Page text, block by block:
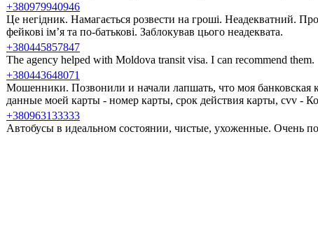
+380979940946
Це негідник. Намагається розвести на гроші. Неадекватний.
фейкові ім’я та по-батькові. Заблокував цього неадеквата.
+380445857847
The agency helped with Moldova transit visa. I can recommend them.
+380443648071
Мошенники. Позвонили и начали лапшать, что моя банковская
данные моей карты - номер карты, срок действия карты, cvv -
+380963133333
Автобусы в идеальном состоянии, чистые, ухоженные. Очень